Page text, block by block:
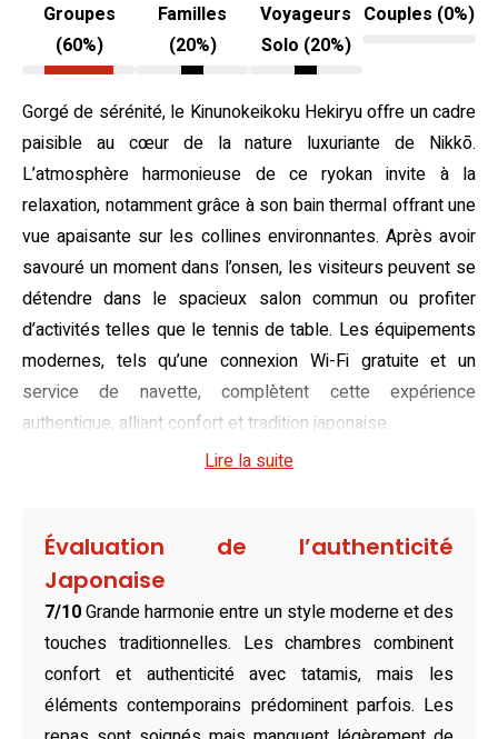
Groupes
(60%)
Familles
(20%)
Voyageurs
Solo (20%)
Couples (0%)
Gorgé de sérénité, le Kinunokeikoku Hekiryu offre un cadre
paisible au cœur de la nature luxuriante de Nikkō.
L’atmosphère harmonieuse de ce ryokan invite à la
relaxation, notamment grâce à son bain thermal offrant une
vue apaisante sur les collines environnantes. Après avoir
savouré un moment dans l’onsen, les visiteurs peuvent se
détendre dans le spacieux salon commun ou profiter
d’activités telles que le tennis de table. Les équipements
modernes, tels qu’une connexion Wi-Fi gratuite et un
service de navette, complètent cette expérience
authentique, alliant confort et tradition japonaise.
Nos chambres sont une fusion parfaite de tradition et de
japonais accueillant. Dotées de tatamis, elles offrent un
cadre chaleureux et sont équipées de lits confortables et
de futons traditionnels. Chaque chambre dispose de
serviettes et de linge de lit soigneusement préparés,
les montagnes et la rivière environnante contribue à rendre
l’expérience unique, idéale pour les amateurs de paysages
Lire la suite
Évaluation de l’authenticité
Japonaise
7/10Grande harmonie entre un style moderne et des
touches traditionnelles. Les chambres combinent
confort et authenticité avec tatamis, mais les
éléments contemporains prédominent parfois. Les